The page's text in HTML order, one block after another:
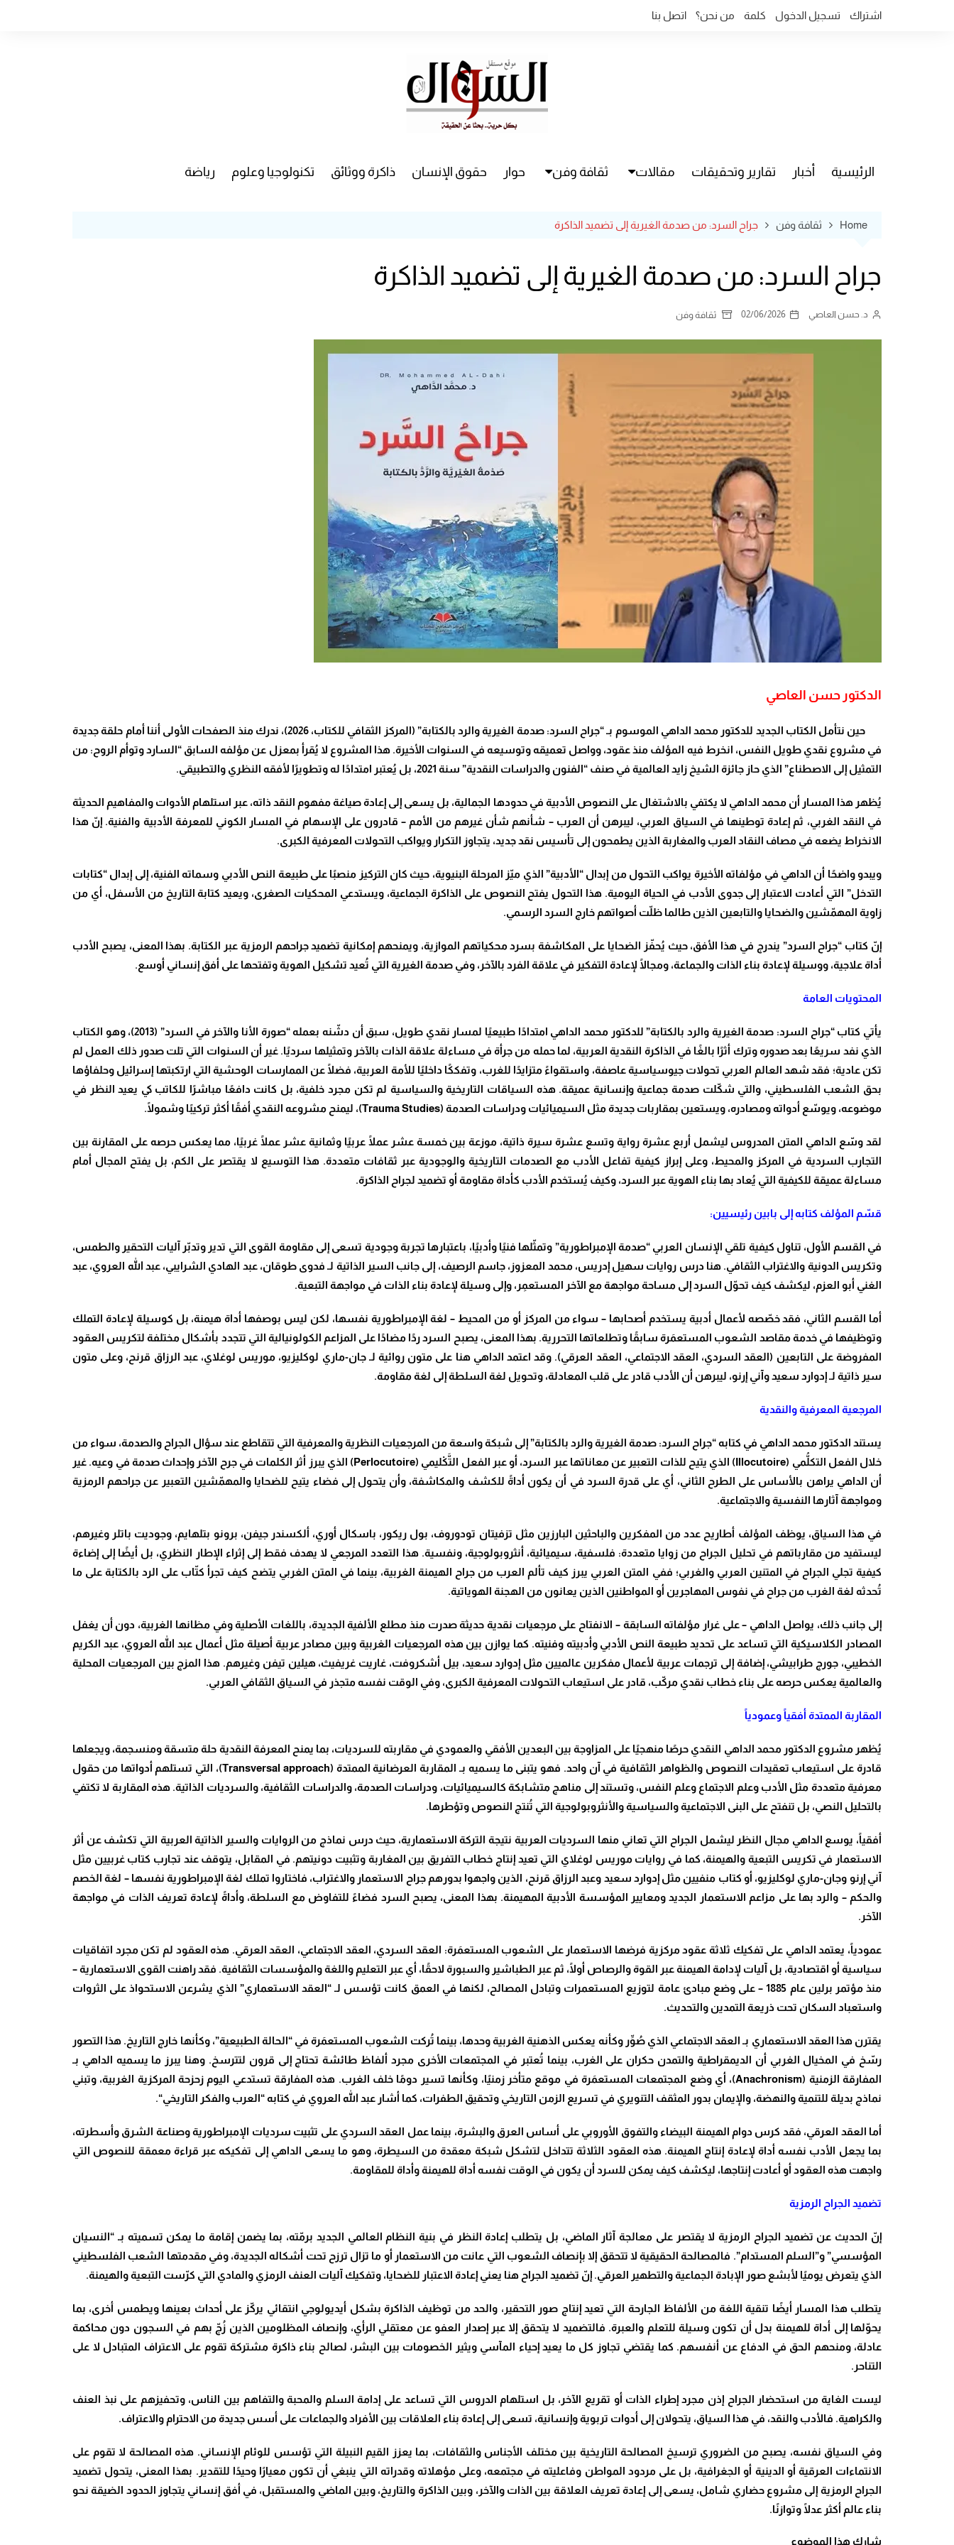
اشتراك تسجيل الدخول كلمة من نحن؟ اتصل بنا
الرئيسية أخبار تقارير وتحقيقات مقالات ثقافة وفن
مسرح
حوار حقوق الإنسان ذاكرة ووثائق تكنولوجيا وعلوم رياضة
Home ثقافة وفن جراح السرد: من صدمة الغيرية إلى تضميد الذاكرة
جراح السرد: من صدمة الغيرية إلى تضميد الذاكرة
د. حسن العاصي 02/06/2026 ثقافة وفن
الدكتور حسن العاصي
حين نتأمل الكتاب الجديد للدكتور محمد الداهي الموسوم بـ “جراح السرد: صدمة الغيرية والرد بالكتابة” (المركز الثقافي للكتاب، 2026)، ندرك منذ الصفحات الأولى أننا أمام حلقة جديدة
في مشروع نقدي طويل النفس، انخرط فيه المؤلف منذ عقود، وواصل تعميقه وتوسيعه في السنوات الأخيرة. هذا المشروع لا يُقرأ بمعزل عن مؤلفه السابق “السارد وتوأم الروح: من
التمثيل إلى الاصطناع” الذي حاز جائزة الشيخ زايد العالمية في صنف “الفنون والدراسات النقدية” سنة 2021، بل يُعتبر امتدادًا له وتطويرًا لأفقه النظري والتطبيقي
.
يُظهر هذا المسار أن محمد الداهي لا يكتفي بالاشتغال على النصوص الأدبية في حدودها الجمالية، بل يسعى إلى إعادة صياغة مفهوم النقد ذاته، عبر استلهام الأدوات والمفاهيم الحديثة
في النقد الغربي، ثم إعادة توطينها في السياق العربي، ليبرهن أن العرب – شأنهم شأن غيرهم من الأمم – قادرون على الإسهام في المسار الكوني للمعرفة الأدبية والفنية. إنّ هذا
الانخراط يضعه في مصاف النقاد العرب والمغاربة الذين يطمحون إلى تأسيس نقد جديد، يتجاوز التكرار ويواكب التحولات المعرفية الكبرى.
ويبدو واضحًا أن الداهي في مؤلفاته الأخيرة يواكب التحول من إبدال “الأدبية” الذي ميّز المرحلة البنيوية، حيث كان التركيز منصبًا على طبيعة النص الأدبي وسماته الفنية، إلى إبدال “كتابات
التدخل” التي أعادت الاعتبار إلى جدوى الأدب في الحياة اليومية. هذا التحول يفتح النصوص على الذاكرة الجماعية، ويستدعي المحكيات الصغرى، ويعيد كتابة التاريخ من الأسفل، أي من
زاوية المهمّشين والضحايا والتابعين الذين طالما ظلّت أصواتهم خارج السرد الرسمي.
إنّ كتاب “جراح السرد” يندرج في هذا الأفق، حيث يُحفّز الضحايا على المكاشفة بسرد محكياتهم الموازية، ويمنحهم إمكانية تضميد جراحهم الرمزية عبر الكتابة. بهذا المعنى، يصبح الأدب
أداة علاجية، ووسيلة لإعادة بناء الذات والجماعة، ومجالًا لإعادة التفكير في علاقة الفرد بالآخر، وفي صدمة الغيرية التي تُعيد تشكيل الهوية وتفتحها على أفق إنساني أوسع.
المحتويات العامة
يأتي كتاب “جراح السرد: صدمة الغيرية والرد بالكتابة” للدكتور محمد الداهي امتدادًا طبيعيًا لمسار نقدي طويل، سبق أن دشّنه بعمله “صورة الأنا والآخر في السرد” (2013)، وهو الكتاب
الذي نفد سريعًا بعد صدوره وترك أثرًا بالغًا في الذاكرة النقدية العربية، لما حمله من جرأة في مساءلة علاقة الذات بالآخر وتمثيلها سرديًا. غير أن السنوات التي تلت صدور ذلك العمل لم
تكن عادية؛ فقد شهد العالم العربي تحولات جيوسياسية عاصفة، واستقواءً متزايدًا للغرب، وتفككًا داخليًا للأمة العربية، فضلًا عن الممارسات الوحشية التي ارتكبتها إسرائيل وحلفاؤها
بحق الشعب الفلسطيني، والتي شكّلت صدمة جماعية وإنسانية عميقة. هذه السياقات التاريخية والسياسية لم تكن مجرد خلفية، بل كانت دافعًا مباشرًا للكاتب كي يعيد النظر في
موضوعه، ويوسّع أدواته ومصادره، ويستعين بمقاربات جديدة مثل السيميائيات ودراسات الصدمة (Trauma Studies) ، ليمنح مشروعه النقدي أفقًا أكثر تركيبًا وشمولًا.
لقد وسّع الداهي المتن المدروس ليشمل أربع عشرة رواية وتسع عشرة سيرة ذاتية، موزعة بين خمسة عشر عملًا عربيًا وثمانية عشر عملًا غربيًا، مما يعكس حرصه على المقارنة بين
التجارب السردية في المركز والمحيط، وعلى إبراز كيفية تفاعل الأدب مع الصدمات التاريخية والوجودية عبر ثقافات متعددة. هذا التوسيع لا يقتصر على الكم، بل يفتح المجال أمام
مساءلة عميقة للكيفية التي يُعاد بها بناء الهوية عبر السرد، وكيف يُستخدم الأدب كأداة مقاومة أو تضميد لجراح الذاكرة.
قسّم المؤلف كتابه إلى بابين رئيسيين:
في القسم الأول، تناول كيفية تلقي الإنسان العربي “صدمة الإمبراطورية” وتمثّلها فنيًا وأدبيًا، باعتبارها تجربة وجودية تسعى إلى مقاومة القوى التي تدير وتدبّر آليات التحقير والطمس،
وتكريس الدونية والاغتراب الثقافي. هنا درس روايات سهيل إدريس، محمد المعزوز، جاسم الرصيف، إلى جانب السير الذاتية لـ فدوى طوقان، عبد الهادي الشرايبي، عبد الله العروي، عبد
الغني أبو العزم، ليكشف كيف تحوّل السرد إلى مساحة مواجهة مع الآخر المستعمِر، وإلى وسيلة لإعادة بناء الذات في مواجهة التبعية.
أما القسم الثاني، فقد خصّصه لأعمال أدبية يستخدم أصحابها – سواء من المركز أو من المحيط – لغة الإمبراطورية نفسها، لكن ليس بوصفها أداة هيمنة، بل كوسيلة لإعادة التملك
وتوظيفها في خدمة مقاصد الشعوب المستعمَرة سابقًا وتطلعاتها التحررية. بهذا المعنى، يصبح السرد ردًا مضادًا على المزاعم الكولونيالية التي تتجدد بأشكال مختلفة لتكريس العقود
المفروضة على التابعين (العقد السردي، العقد الاجتماعي، العقد العرقي). وقد اعتمد الداهي هنا على متون روائية لـ جان-ماري لوكليزيو، موريس لوغلاي، عبد الرزاق قرنح، وعلى متون
سير ذاتية لـ إدوارد سعيد وآني إرنو، ليبرهن أن الأدب قادر على قلب المعادلة، وتحويل لغة السلطة إلى لغة مقاومة.
المرجعية المعرفية والنقدية
يستند الدكتور محمد الداهي في كتابه “جراح السرد: صدمة الغيرية والرد بالكتابة” إلى شبكة واسعة من المرجعيات النظرية والمعرفية التي تتقاطع عند سؤال الجراح والصدمة، سواء من
خلال الفعل التكلُّمي (Illocutoire) الذي يتيح للذات التعبير عن معاناتها عبر السرد، أو عبر الفعل التَّكْليمي (Perlocutoire)
الذي يبرز أثر الكلمات في جرح الآخر وإحداث صدمة في وعيه. غير
أن الداهي يراهن بالأساس على الطرح الثاني، أي على قدرة السرد في أن يكون أداةً للكشف والمكاشفة، وأن يتحول إلى فضاء يتيح للضحايا والمهمّشين التعبير عن جراحهم الرمزية
ومواجهة آثارها النفسية والاجتماعية.
في هذا السياق، يوظف المؤلف أطاريح عدد من المفكرين والباحثين البارزين مثل تزفيتان تودوروف، بول ريكور، باسكال أوري، ألكسندر جيفن، برونو بتلهايم، وجوديت باتلر وغيرهم،
ليستفيد من مقارباتهم في تحليل الجراح من زوايا متعددة: فلسفية، سيميائية، أنثروبولوجية، ونفسية. هذا التعدد المرجعي لا يهدف فقط إلى إثراء الإطار النظري، بل أيضًا إلى إضاءة
كيفية تجلي الجراح في المتنين العربي والغربي؛ ففي المتن العربي يبرز كيف تألم العرب من جراح الهيمنة الغربية، بينما في المتن الغربي يتضح كيف تجرأ كتّاب على الرد بالكتابة على ما
تُحدثه لغة الغرب من جراح في نفوس المهاجرين أو المواطنين الذين يعانون من الهجنة الهوياتية.
إلى جانب ذلك، يواصل الداهي – على غرار مؤلفاته السابقة – الانفتاح على مرجعيات نقدية حديثة صدرت منذ مطلع الألفية الجديدة، باللغات الأصلية وفي مظانها الغربية، دون أن يغفل
المصادر الكلاسيكية التي تساعد على تحديد طبيعة النص الأدبي وأدبيته وفنيته. كما يوازن بين هذه المرجعيات الغربية وبين مصادر عربية أصيلة مثل أعمال عبد الله العروي، عبد الكريم
الخطيبي، جورج طرابيشي، إضافة إلى ترجمات عربية لأعمال مفكرين عالميين مثل إدوارد سعيد، بيل أشكروفت، غاريت غريفيث، هيلين تيفن وغيرهم. هذا المزج بين المرجعيات المحلية
والعالمية يعكس حرصه على بناء خطاب نقدي مركّب، قادر على استيعاب التحولات المعرفية الكبرى، وفي الوقت نفسه متجذر في السياق الثقافي العربي.
المقاربة الممتدة أفقياً وعمودياً
يُظهر مشروع الدكتور محمد الداهي النقدي حرصًا منهجيًا على المزاوجة بين البعدين الأفقي والعمودي في مقاربته للسرديات، بما يمنح المعرفة النقدية حلة متسقة ومنسجمة، ويجعلها
قادرة على استيعاب تعقيدات النصوص والظواهر الثقافية في آن واحد. فهو يتبنى ما يسميه بـ المقاربة العرضانية الممتدة (Transversal approach)
، التي تستلهم أدواتها من حقول
معرفية متعددة مثل الأدب وعلم الاجتماع وعلم النفس، وتستند إلى مناهج متشابكة كالسيميائيات، ودراسات الصدمة، والدراسات الثقافية، والسرديات الذاتية. هذه المقاربة لا تكتفي
بالتحليل النصي، بل تنفتح على البنى الاجتماعية والسياسية والأنثروبولوجية التي تُنتج النصوص وتؤطرها.
أفقياً، يوسع الداهي مجال النظر ليشمل الجراح التي تعاني منها السرديات العربية نتيجة التركة الاستعمارية، حيث درس نماذج من الروايات والسير الذاتية العربية التي تكشف عن أثر
الاستعمار في تكريس التبعية والهيمنة، كما في روايات موريس لوغلاي التي تعيد إنتاج خطاب التفريق بين المغاربة وتثبيت دونيتهم. في المقابل، يتوقف عند تجارب كتاب غربيين مثل
آني إرنو وجان-ماري لوكليزيو، أو كتاب منفيين مثل إدوارد سعيد وعبد الرزاق قرنح، الذين واجهوا بدورهم جراح الاستعمار والاغتراب، فاختاروا تملك لغة الإمبراطورية نفسها – لغة الخصم
والحكم – والرد بها على مزاعم الاستعمار الجديد ومعايير المؤسسة الأدبية المهيمنة. بهذا المعنى، يصبح السرد فضاءً للتفاوض مع السلطة، وأداةً لإعادة تعريف الذات في مواجهة
الآخر .
عمودياً، يعتمد الداهي على تفكيك ثلاثة عقود مركزية فرضها الاستعمار على الشعوب المستعمَرة: العقد السردي، العقد الاجتماعي، العقد العرقي. هذه العقود لم تكن مجرد اتفاقيات
سياسية أو اقتصادية، بل آليات لإدامة الهيمنة عبر القوة والرصاص أولًا، ثم عبر الطباشير والسبورة لاحقًا، أي عبر التعليم واللغة والمؤسسات الثقافية. فقد راهنت القوى الاستعمارية –
منذ مؤتمر برلين عام 1885 – على وضع مبادئ عامة لتوزيع المستعمرات وتبادل المصالح، لكنها في العمق كانت تؤسس لـ “العقد الاستعماري” الذي يشرعن الاستحواذ على الثروات
واستعباد السكان تحت ذريعة التمدين والتحديث.
يقترن هذا العقد الاستعماري بـ العقد الاجتماعي الذي صُوِّر وكأنه يعكس الذهنية الغربية وحدها، بينما تُركت الشعوب المستعمَرة في “الحالة الطبيعية”، وكأنها خارج التاريخ. هذا التصور
رسّخ في المخيال الغربي أن الديمقراطية والتمدن حكران على الغرب، بينما تُعتبر في المجتمعات الأخرى مجرد ألفاظ طائشة تحتاج إلى قرون لتترسخ. وهنا يبرز ما يسميه الداهي بـ
المفارقة الزمنية (Anachronism)
، أي وضع المجتمعات المستعمَرة في موقع متأخر زمنيًا، وكأنها تسير دومًا خلف الغرب. هذه المفارقة تستدعي اليوم زحزحة المركزية الغربية، وتبني
نماذج بديلة للتنمية والنهضة، والإيمان بدور المثقف التنويري في تسريع الزمن التاريخي وتحقيق الطفرات، كما أشار عبد الله العروي في كتابه “العرب والفكر التاريخي“.
أما العقد العرقي، فقد كرس دوام الهيمنة البيضاء والتفوق الأوروبي على أساس العرق والبشرة، بينما عمل العقد السردي على تثبيت سرديات الإمبراطورية وصناعة الشرق وأسطرته،
بما يجعل الأدب نفسه أداة لإعادة إنتاج الهيمنة. هذه العقود الثلاثة تتداخل لتشكل شبكة معقدة من السيطرة، وهو ما يسعى الداهي إلى تفكيكه عبر قراءة معمقة للنصوص التي
واجهت هذه العقود أو أعادت إنتاجها، ليكشف كيف يمكن للسرد أن يكون في الوقت نفسه أداة للهيمنة وأداة للمقاومة.
تضميد الجراح الرمزية
إنّ الحديث عن تضميد الجراح الرمزية لا يقتصر على معالجة آثار الماضي، بل يتطلب إعادة النظر في بنية النظام العالمي الجديد برمّته، بما يضمن إقامة ما يمكن تسميته بـ “النسيان
المؤسسي” و”السلم المستدام”. فالمصالحة الحقيقية لا تتحقق إلا بإنصاف الشعوب التي عانت من الاستعمار أو ما تزال ترزح تحت أشكاله الجديدة، وفي مقدمتها الشعب الفلسطيني
الذي يتعرض يوميًا لأبشع صور الإبادة الجماعية والتطهير العرقي. إنّ تضميد الجراح هنا يعني إعادة الاعتبار للضحايا، وتفكيك آليات العنف الرمزي والمادي التي كرّست التبعية والهيمنة.
يتطلب هذا المسار أيضًا تنقية اللغة من الألفاظ الجارحة التي تعيد إنتاج صور التحقير، والحد من توظيف الذاكرة بشكل أيديولوجي انتقائي يركّز على أحداث بعينها ويطمس أخرى، بما
يحوّلها إلى أداة للهيمنة بدل أن تكون وسيلة للتعلم والعبرة. فالتضميد لا يتحقق إلا عبر إصدار العفو عن معتقلي الرأي، وإنصاف المظلومين الذين زُجّ بهم في السجون دون محاكمة
عادلة، ومنحهم الحق في الدفاع عن أنفسهم. كما يقتضي تجاوز كل ما يعيد إحياء المآسي ويثير الخصومات بين البشر، لصالح بناء ذاكرة مشتركة تقوم على الاعتراف المتبادل لا على
التناحر .
ليست الغاية من استحضار الجراح إذن مجرد إطراء الذات أو تقريع الآخر، بل استلهام الدروس التي تساعد على إدامة السلم والمحبة والتفاهم بين الناس، وتحفيزهم على نبذ العنف
والكراهية. فالأدب والنقد، في هذا السياق، يتحولان إلى أدوات تربوية وإنسانية، تسعى إلى إعادة بناء العلاقات بين الأفراد والجماعات على أسس جديدة من الاحترام والاعتراف.
وفي السياق نفسه، يصبح من الضروري ترسيخ المصالحة التاريخية بين مختلف الأجناس والثقافات، بما يعزز القيم النبيلة التي تؤسس للوئام الإنساني. هذه المصالحة لا تقوم على
الانتماءات العرقية أو الدينية أو الجغرافية، بل على مردود المواطن وفاعليته في مجتمعه، وعلى مؤهلاته وقدراته التي ينبغي أن تكون معيارًا وحيدًا للتقدير. بهذا المعنى، يتحول تضميد
الجراح الرمزية إلى مشروع حضاري شامل، يسعى إلى إعادة تعريف العلاقة بين الذات والآخر، وبين الذاكرة والتاريخ، وبين الماضي والمستقبل، في أفق إنساني يتجاوز الحدود الضيقة نحو
بناء عالم أكثر عدلًا وتوازنًا.
شارك هذا الموضوع